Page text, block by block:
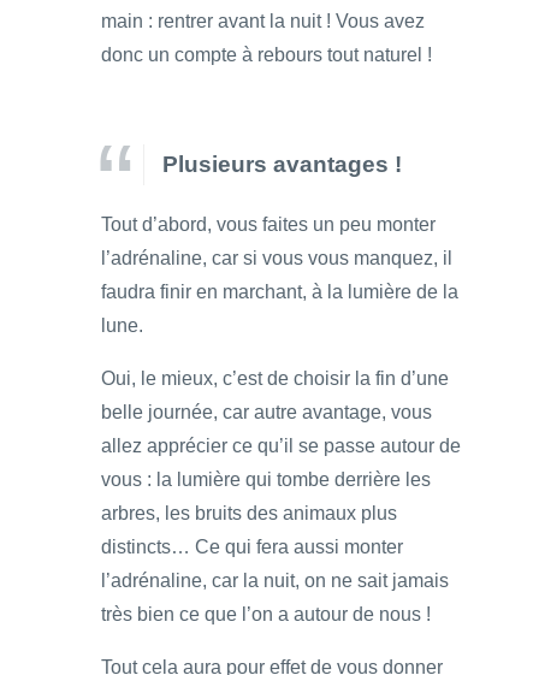
main : rentrer avant la nuit ! Vous avez
donc un compte à rebours tout naturel !
Plusieurs avantages !
Tout d’abord, vous faites un peu monter
l’adrénaline, car si vous vous manquez, il
faudra finir en marchant, à la lumière de la
lune.
Oui, le mieux, c’est de choisir la fin d’une
belle journée, car autre avantage, vous
allez apprécier ce qu’il se passe autour de
vous : la lumière qui tombe derrière les
arbres, les bruits des animaux plus
distincts… Ce qui fera aussi monter
l’adrénaline, car la nuit, on ne sait jamais
très bien ce que l’on a autour de nous !
Tout cela aura pour effet de vous donner